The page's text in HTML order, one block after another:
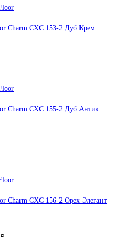
Charm CXC 153-2 Дуб Крем
Charm CXC 155-2 Дуб Антик
Charm CXC 156-2 Орех Элегант